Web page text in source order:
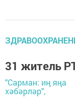
31 житель
"Сарман: иң яңа
хәбәрләр",